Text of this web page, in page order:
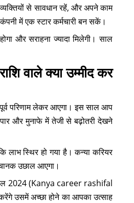
से सावधान रहें, और अपने काम
में एक स्टार कर्मचारी बन सकें।
और सराहना ज्यादा मिलेगी। साल
वाले क्या उम्मीद कर
परिणाम लेकर आएगा। इस साल आप
और मुनाफे में तेजी से बढ़ोतरी देखने
लाभ स्थिर हो गया है। कन्या करियर
उछाल आएगा।
2024 (Kanya career rashifal
उसमें अच्छा होने का आपका उत्साह